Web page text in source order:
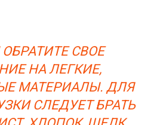
СВОЕ
НА ЛЕГКИЕ,
МАТЕРИАЛЫ. ДЛЯ
СЛЕДУЕТ БРАТЬ